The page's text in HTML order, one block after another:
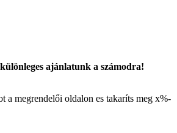
ajánlatunk a számodra!
a megrendelői oldalon es takaríts meg x%-